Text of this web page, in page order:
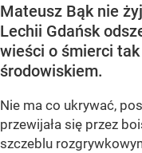
Mateusz Bąk nie
Lechii Gdańsk
wieści o śmierci
środowiskiem.
Nie ma co ukrywać,
przewijała się przez
szczeblu